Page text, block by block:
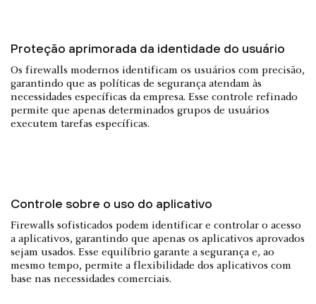
Proteção aprimorada da identidade do usuário
Os firewalls modernos identificam os usuários com precisão,
garantindo que as políticas de segurança atendam às
necessidades específicas da empresa. Esse controle refinado
permite que apenas determinados grupos de usuários
executem tarefas específicas.
Controle sobre o uso do aplicativo
Firewalls sofisticados podem identificar e controlar o acesso
a aplicativos, garantindo que apenas os aplicativos aprovados
sejam usados. Esse equilíbrio garante a segurança e, ao
mesmo tempo, permite a flexibilidade dos aplicativos com
base nas necessidades comerciais.